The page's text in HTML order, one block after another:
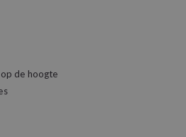
op de hoogte